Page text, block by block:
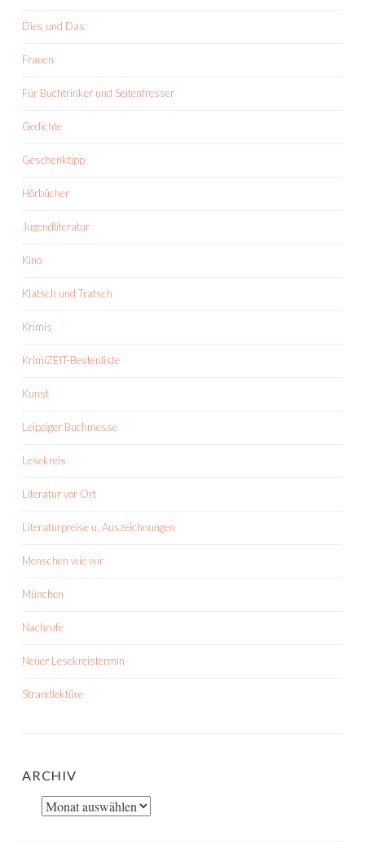
Dies und Das
Frauen
Für Buchtrinker und Seitenfresser
Gedichte
Geschenktipp
Hörbücher
Jugendliteratur
Kino
Klatsch und Tratsch
Krimis
KrimiZEIT-Bestenliste
Kunst
Leipziger Buchmesse
Lesekreis
Literatur vor Ort
Literaturpreise u. Auszeichnungen
Menschen wie wir
München
Nachrufe
Neuer Lesekreistermin
Strandlektüre
ARCHIV
Archiv